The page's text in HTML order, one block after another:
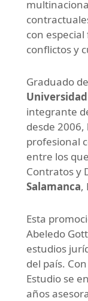
con
conflictos y
Graduado
integrante
desde
profesional
entre los
Contratos y
Salamanca,
Esta
Abeledo
estudios
del país.
Estudio se
años